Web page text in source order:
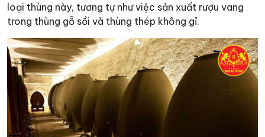
loại thùng này, tương tự như việc sản xuất rượu vang
trong thùng gỗ sồi và thùng thép không gỉ.